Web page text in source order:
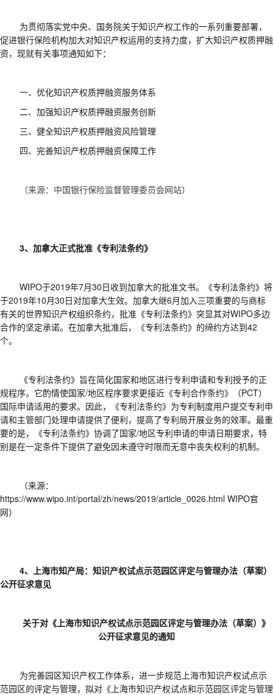
为贯彻落实党中央、国务院关于知识产权工作的一系列重要部署，
促进银行保险机构加大对知识产权运用的支持力度，扩大知识产权质押融
资，现就有关事项通知如下：
一、优化知识产权质押融资服务体系
二、加强知识产权质押融资服务创新
三、健全知识产权质押融资风险管理
四、完善知识产权质押融资保障工作
（来源：中国银行保险监督管理委员会网站）
3、加拿大正式批准《专利法条约》
WIPO于2019年7月30日收到加拿大的批准文书。《专利法条约》将
于2019年10月30日对加拿大生效。加拿大继6月加入三项重要的与商标
有关的世界知识产权组织条约，批准《专利法条约》突显其对WIPO多边
合作的坚定承诺。在加拿大批准后，《专利法条约》的缔约方达到42
个。
《专利法条约》旨在简化国家和地区进行专利申请和专利授予的正
规程序。它酌情使国家/地区程序要求更接近《专利合作条约》（PCT）
国际申请适用的要求。因此，《专利法条约》为专利制度用户提交专利申
请和主管部门处理申请提供了便利，提高了专利局开展业务的效率。最重
要的是，《专利法条约》协调了国家/地区专利申请的申请日期要求，特
别是在一定条件下提供了避免因未遵守时限而无意中丧失权利的机制。
（来源：
https://www.wipo.int/portal/zh/news/2019/article_0026.html WIPO官
网）
4、上海市知产局：知识产权试点示范园区评定与管理办法（草案）
公开征求意见
关于对《上海市知识产权试点示范园区评定与管理办法（草案）》
公开征求意见的通知
为完善园区知识产权工作体系，进一步规范上海市知识产权试点示
范园区的评定与管理，拟对《上海市知识产权试点和示范园区评定与管理